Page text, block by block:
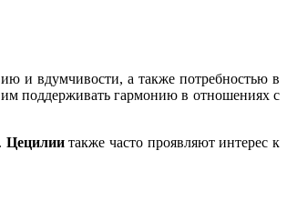
и вдумчивости, а также потребностью в
поддерживать гармонию в отношениях с
Цецилиитакже часто проявляют интерес к